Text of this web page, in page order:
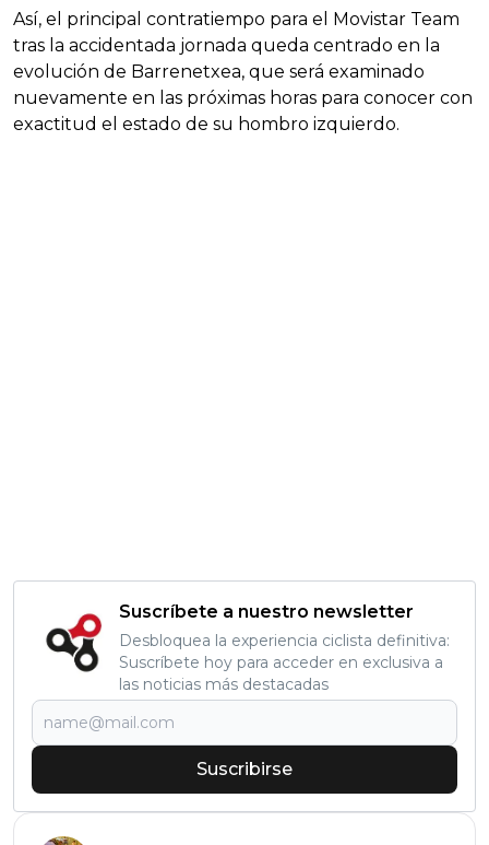
Así, el principal contratiempo para el Movistar Team
tras la accidentada jornada queda centrado en la
evolución de Barrenetxea, que será examinado
nuevamente en las próximas horas para conocer con
exactitud el estado de su hombro izquierdo.
Suscríbete a nuestro newsletter
Desbloquea la experiencia ciclista definitiva:
Suscríbete hoy para acceder en exclusiva a
las noticias más destacadas
Suscribirse